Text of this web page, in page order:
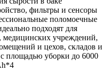
фильтры и сенсоры
поломоечные
подходят для
учреждений,
и цехов, складов и
площадью уборки до 6000